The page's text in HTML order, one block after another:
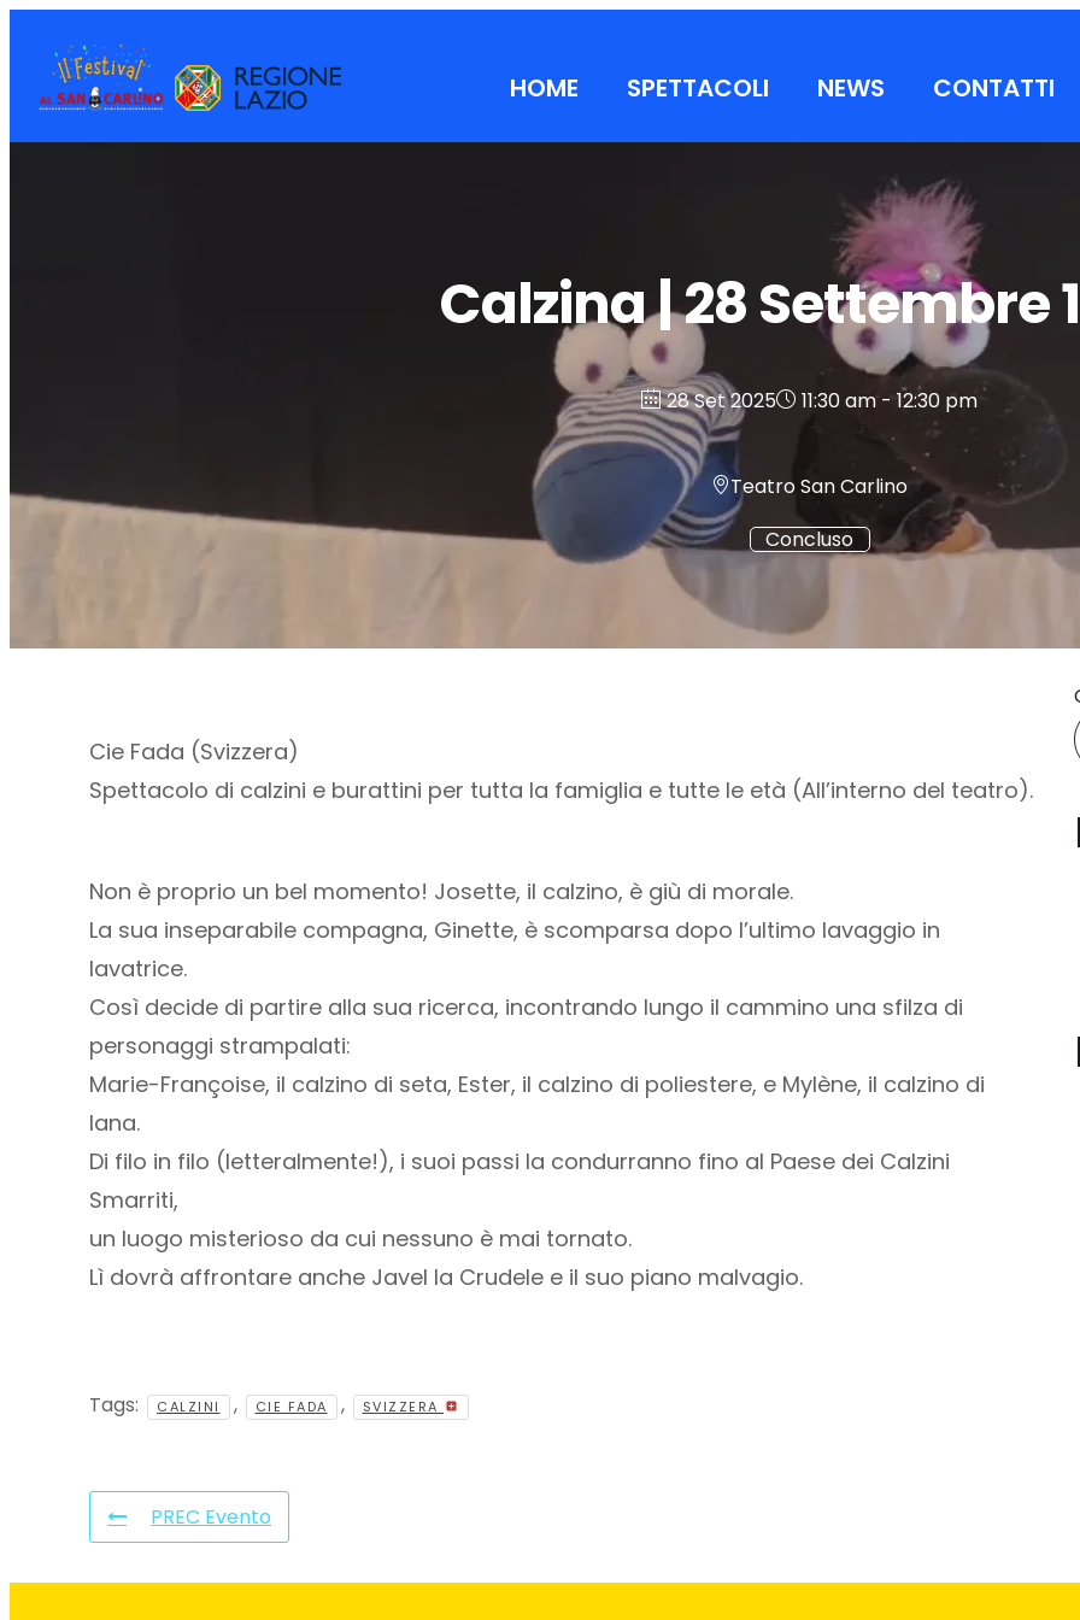
HOME SPETTACOLI NEWS CONTATTI
Calzina | 28 Settembre
28 Set 2025
Concluso
11:30 am - 12:30 pm
Teatro San Carlino
Cie Fada (Svizzera)
Spettacolo di calzini e burattini per tutta la famiglia e tutte le età (All’interno del teatro).
Non è proprio un bel momento! Josette, il calzino, è giù di morale.
La sua inseparabile compagna, Ginette, è scomparsa dopo l’ultimo lavaggio in
lavatrice.
Così decide di partire alla sua ricerca, incontrando lungo il cammino una sfilza di
personaggi strampalati:
Marie-Françoise, il calzino di seta, Ester, il calzino di poliestere, e Mylène, il calzino di
lana.
Di filo in filo (letteralmente!), i suoi passi la condurranno fino al Paese dei Calzini
Smarriti,
un luogo misterioso da cui nessuno è mai tornato.
Lì dovrà affrontare anche Javel la Crudele e il suo piano malvagio.
Tags: CALZINI , CIE FADA , SVIZZERA
PREC Evento